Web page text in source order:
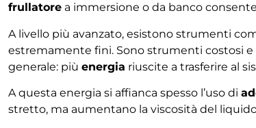
frullatore a immersione o da banco
A livello più avanzato, esistono strumenti
estremamente fini. Sono strumenti costosi
generale: più energia riuscite a trasferire al
A questa energia si affianca spesso l’uso di
stretto, ma aumentano la viscosità del